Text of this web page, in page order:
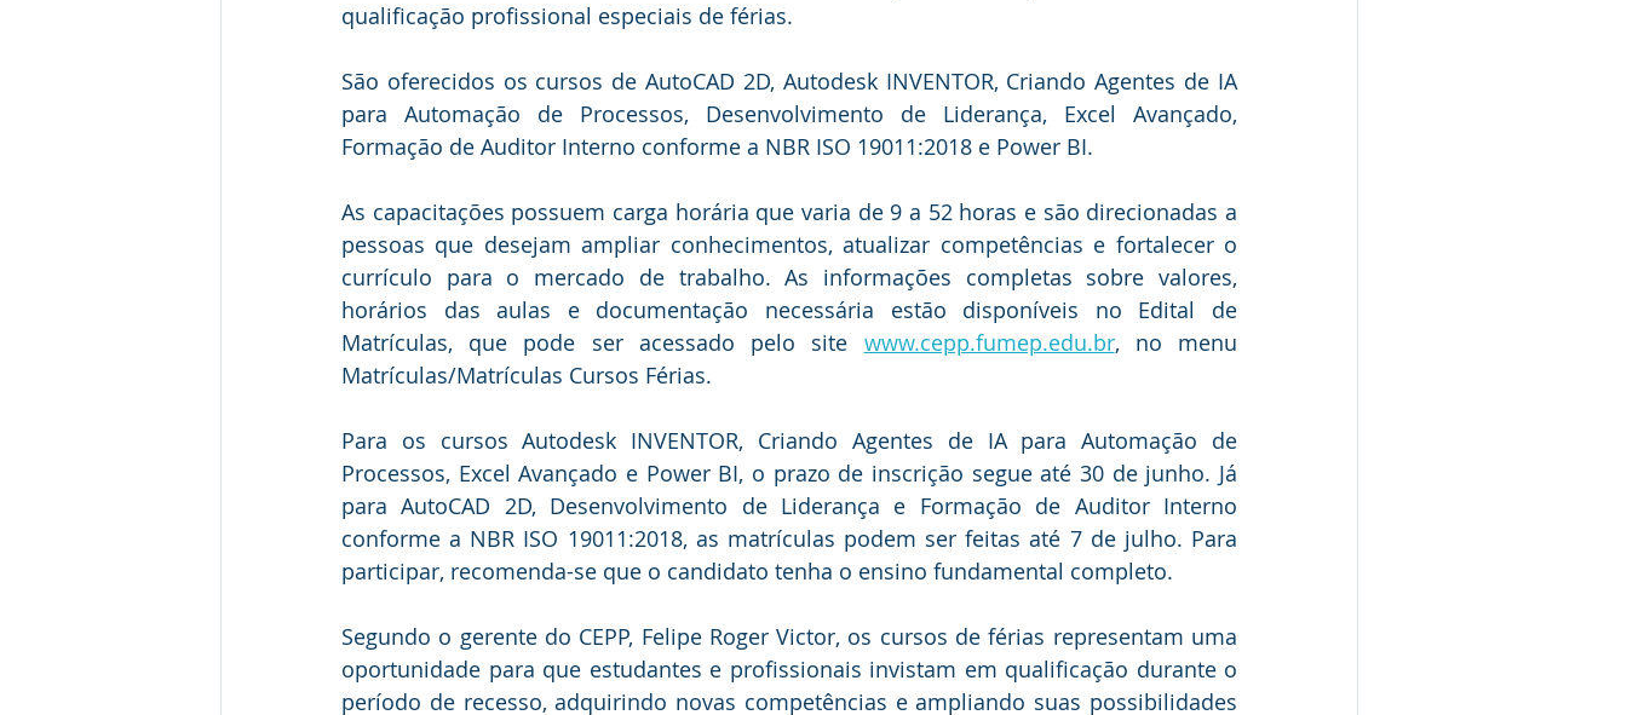
qualificação profissional especiais de férias.
São oferecidos os cursos de AutoCAD 2D, Autodesk INVENTOR, Criando Agentes de IA
para Automação de Processos, Desenvolvimento de Liderança, Excel Avançado,
Formação de Auditor Interno conforme a NBR ISO 19011:2018 e Power BI.
As capacitações possuem carga horária que varia de 9 a 52 horas e são direcionadas a
pessoas que desejam ampliar conhecimentos, atualizar competências e fortalecer o
currículo para o mercado de trabalho. As informações completas sobre valores,
horários das aulas e documentação necessária estão disponíveis no Edital de
Matrículas, que pode ser acessado pelo site www.cepp.fumep.edu.br, no menu
Matrículas/Matrículas Cursos Férias.
Para os cursos Autodesk INVENTOR, Criando Agentes de IA para Automação de
Processos, Excel Avançado e Power BI, o prazo de inscrição segue até 30 de junho. Já
para AutoCAD 2D, Desenvolvimento de Liderança e Formação de Auditor Interno
conforme a NBR ISO 19011:2018, as matrículas podem ser feitas até 7 de julho. Para
participar, recomenda-se que o candidato tenha o ensino fundamental completo.
Segundo o gerente do CEPP, Felipe Roger Victor, os cursos de férias representam uma
oportunidade para que estudantes e profissionais invistam em qualificação durante o
período de recesso, adquirindo novas competências e ampliando suas possibilidades